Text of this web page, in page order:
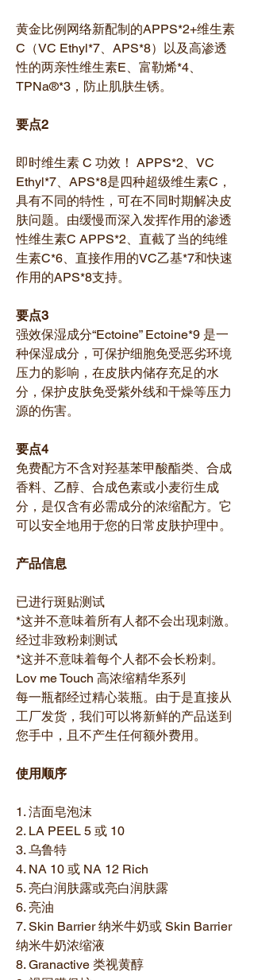
黄金比例网络新配制的APPS*2+维生素
C（VC Ethyl*7、APS*8）以及高渗透
性的两亲性维生素E、富勒烯*4、
TPNa®*3，防止肌肤生锈。
要点2
即时维生素 C 功效！ APPS*2、VC
Ethyl*7、APS*8是四种超级维生素C，
具有不同的特性，可在不同时期解决皮
肤问题。由缓慢而深入发挥作用的渗透
性维生素C APPS*2、直截了当的纯维
生素C*6、直接作用的VC乙基*7和快速
作用的APS*8支持。
要点3
强效保湿成分“Ectoine” Ectoine*9 是一
种保湿成分，可保护细胞免受恶劣环境
压力的影响，在皮肤内储存充足的水
分，保护皮肤免受紫外线和干燥等压力
源的伤害。
要点4
免费配方不含对羟基苯甲酸酯类、合成
香料、乙醇、合成色素或小麦衍生成
分，是仅含有必需成分的浓缩配方。它
可以安全地用于您的日常皮肤护理中。
产品信息
已进行斑贴测试
*这并不意味着所有人都不会出现刺激。
经过非致粉刺测试
*这并不意味着每个人都不会长粉刺。
Lov me Touch 高浓缩精华系列
每一瓶都经过精心装瓶。由于是直接从
工厂发货，我们可以将新鲜的产品送到
您手中，且不产生任何额外费用。
使用顺序
1. 洁面皂泡沫
2. LA PEEL 5 或 10
3. 乌鲁特
4. NA 10 或 NA 12 Rich
5. 亮白润肤露或亮白润肤露
6. 亮油
7. Skin Barrier 纳米牛奶或 Skin Barrier
纳米牛奶浓缩液
8. Granactive 类视黄醇